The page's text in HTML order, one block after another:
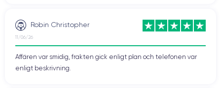
Robin Christopher
11/06/26
Affären var smidig, frakten gick enligt plan och telefonen var
enligt beskrivning.